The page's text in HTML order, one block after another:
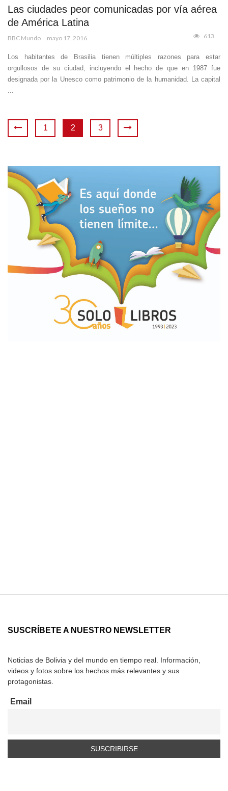
Las ciudades peor comunicadas por vía aérea
de América Latina
BBC Mundo mayo 17, 2016 613
Los habitantes de Brasilia tienen múltiples razones para estar
orgullosos de su ciudad, incluyendo el hecho de que en 1987 fue
designada por la Unesco como patrimonio de la humanidad. La capital
1 2 3
SUSCRÍBETE A NUESTRO NEWSLETTER
Noticias de Bolivia y del mundo en tiempo real. Información,
videos y fotos sobre los hechos más relevantes y sus
protagonistas.
Email